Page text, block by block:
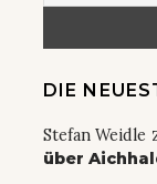
DIE
Stefan Weidle
über